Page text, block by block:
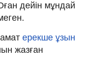
дейін мұндай
ерекше ұзын
жазған